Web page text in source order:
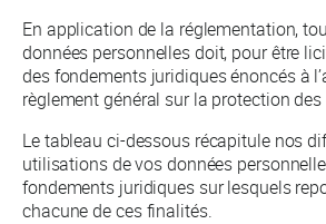
En application de la réglementation,
données personnelles doit, pour être
des fondements juridiques énoncés à
règlement général sur la protection des
Le tableau ci-dessous récapitule nos
utilisations de vos données
fondements juridiques sur lesquels
chacune de ces finalités.